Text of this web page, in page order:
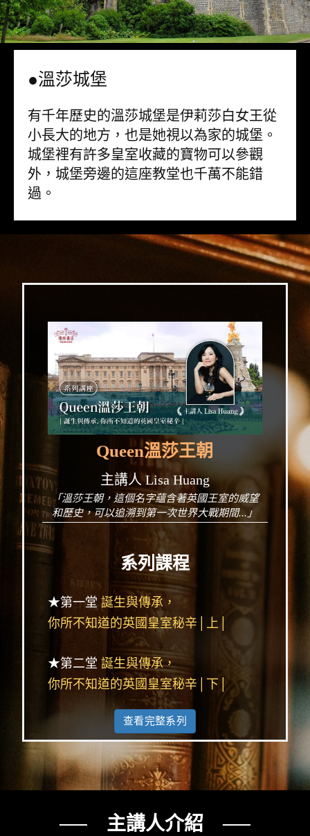
●溫莎城堡
有千年歷史的溫莎城堡是伊莉莎白女王從
小長大的地方，也是她視以為家的城堡。
城堡裡有許多皇室收藏的寶物可以參觀
外，城堡旁邊的這座教堂也千萬不能錯
過。
Queen溫莎王朝
主講人 Lisa Huang
「溫莎王朝，這個名字蘊含著英國王室的威望
和歷史，可以追溯到第一次世界大戰期間...」
系列課程
★第一堂誕生與傳承，
你所不知道的英國皇室秘辛│上│
★第二堂 誕生與傳承，
你所不知道的英國皇室秘辛│下│
查看完整系列
── 主講人介紹 ──